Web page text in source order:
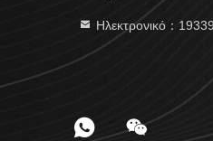
Ηλεκτρονικό：